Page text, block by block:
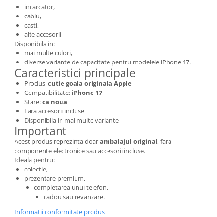
Lenovo
Motorola
Nokia
Oppo
Samsung
Sony
Vodafone
Wiko
Xiaomi
ZTE
Mufa incarcare
Allview
Asus
Lenovo
Samsung
incarcator,
cablu,
casti,
alte accesorii.
Disponibila in:
mai multe culori,
diverse variante de capacitate pentru modelele iPhone 17.
Caracteristici principale
Produs:cutie goala originala Apple
Compatibilitate: iPhone 17
Stare:ca noua
Fara accesorii incluse
Disponibila in mai multe variante
Important
Acest produs reprezinta doarambalajul original, fara
componente electronice sau accesorii incluse.
Ideala pentru:
colectie,
prezentare premium,
completarea unui telefon,
cadou sau revanzare.
Informatii conformitate produs